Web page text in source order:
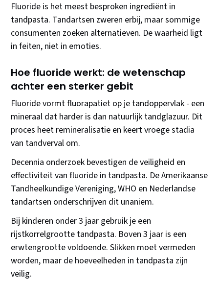
Fluoride is het meest besproken ingrediënt in
tandpasta. Tandartsen zweren erbij, maar sommige
consumenten zoeken alternatieven. De waarheid ligt
in feiten, niet in emoties.
Hoe fluoride werkt: de wetenschap
achter een sterker gebit
Fluoride vormt fluorapatiet op je tandoppervlak - een
mineraal dat harder is dan natuurlijk tandglazuur. Dit
proces heet remineralisatie en keert vroege stadia
van tandverval om.
Decennia onderzoek bevestigen de veiligheid en
effectiviteit van fluoride in tandpasta. De Amerikaanse
Tandheelkundige Vereniging, WHO en Nederlandse
tandartsen onderschrijven dit unaniem.
Bij kinderen onder 3 jaar gebruik je een
rijstkorrelgrootte tandpasta. Boven 3 jaar is een
erwtengrootte voldoende. Slikken moet vermeden
worden, maar de hoeveelheden in tandpasta zijn
veilig.